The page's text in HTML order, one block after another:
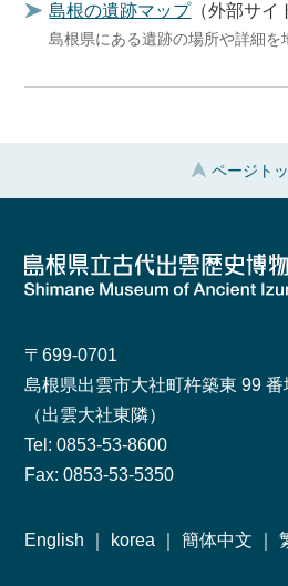
島根の遺跡マップ（外部サイ
島根県にある遺跡の場所や詳細を
ページト
〒699-0701
島根県出雲市大社町杵築東 99 番
（出雲大社東隣）
Tel: 0853-53-8600
Fax: 0853-53-5350
English korea ｜簡体中文 ｜